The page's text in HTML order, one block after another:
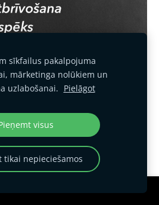
sīkfailus pakalpojuma
mārketinga nolūkiem un
uzlabošanai. Pielāgot
visus
tikai nepieciešamos